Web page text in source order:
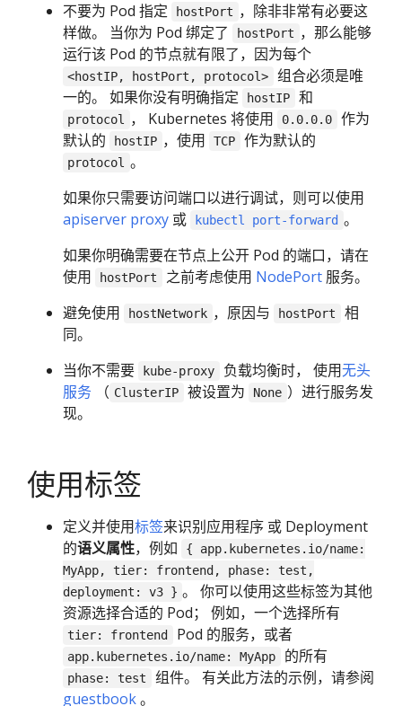
不要为 Pod 指定
hostPort ，除非非常有必要这
样做。 当你为 Pod 绑定了
hostPort ，那么能够
运行该 Pod 的节点就有限了，因为每个
<hostIP, hostPort, protocol>
组合必须是唯
一的。 如果你没有明确指定
hostIP 和
protocol ， Kubernetes 将使用 0.0.0.0
作为
默认的
hostIP ，使用 TCP 作为默认的
protocol 。
如果你只需要访问端口以进行调试，则可以使用
apiserver proxy 或 kubectl port-forward 。
如果你明确需要在节点上公开 Pod 的端口，请在
使用
hostPort 之前考虑使用 NodePort服务。
避免使用
hostNetwork ，原因与 hostPort
相
同。
当你不需要
kube-proxy 负载均衡时， 使用无头
服务 （ ClusterIP 被设置为 None ）进行服务发
现。
使用标签
定义并使用标签来识别应用程序 或 Deployment
的语义属性，例如
{ app.kubernetes.io/name:
MyApp, tier: frontend, phase: test,
deployment: v3 } 。 你可以使用这些标签为其他
资源选择合适的 Pod； 例如，一个选择所有
tier: frontend Pod 的服务，或者
app.kubernetes.io/name: MyApp 的所有
phase: test
组件。 有关此方法的示例，请参阅
guestbook。